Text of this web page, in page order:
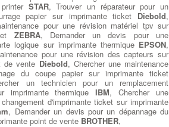
STAR, Trouver un réparateur pour un
papier sur imprimante ticket Diebold,
pour une révision matériel tpv sur
ZEBRA, Demander un devis pour une
logique sur imprimante thermique EPSON,
pour une révision des capteurs sur
de vente Diebold, Chercher une maintenance
du coupe papier sur imprimante ticket
un technicien pour un remplacement
imprimante thermiqueIBM, Chercher une
d'imprimante ticket sur imprimante
, Demander un devis pour un dépannage du
point de vente BROTHER,